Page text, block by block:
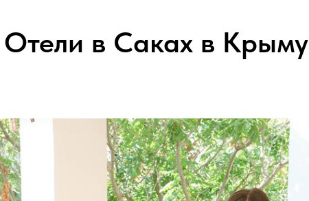
Отели в Саках в Крыму